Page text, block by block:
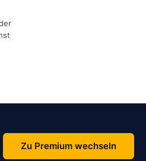
Zu Premium wechseln